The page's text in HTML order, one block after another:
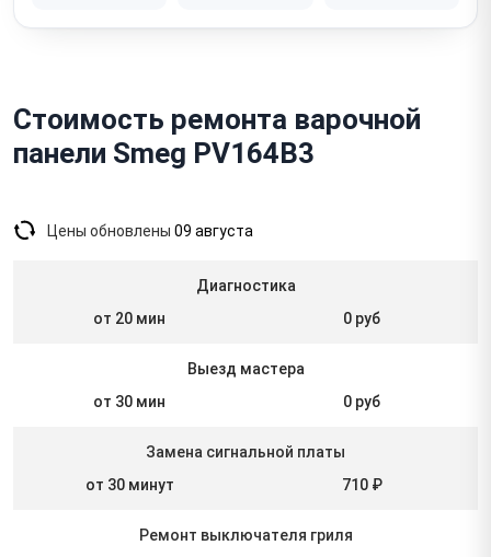
Стоимость ремонта варочной
панели Smeg PV164B3
Цены обновлены 09 августа
Диагностика
от 20 мин
0 руб
Выезд мастера
от 30 мин
0 руб
Замена сигнальной платы
от 30 минут
710 ₽
Ремонт выключателя гриля